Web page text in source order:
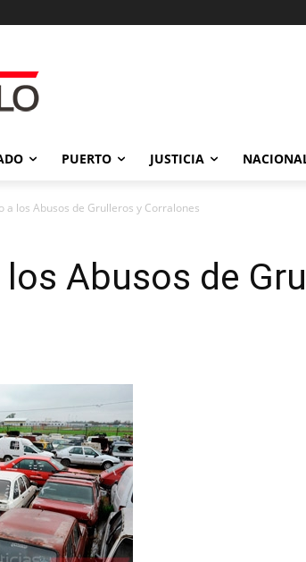
PUERTO JUSTICIA
a los Abusos de Grulleros y Corralones
los Abusos de